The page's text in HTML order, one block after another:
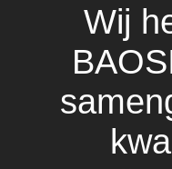
Wij